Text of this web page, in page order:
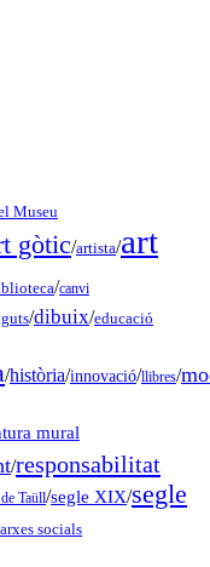
Museu
gòtic/artista/art
/canvi
/dibuix/educació
/història/innovació/llibres/
mural
/responsabilitat
Taüll/segle XIX/segle
socials